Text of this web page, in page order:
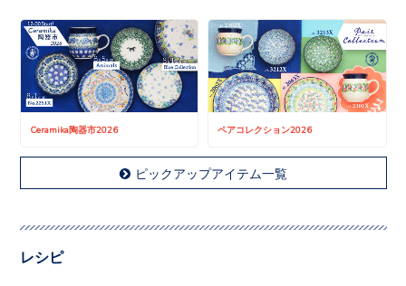
Ceramika陶器市2026 ペアコレクション2026
ピックアップアイテム一覧
レシピ